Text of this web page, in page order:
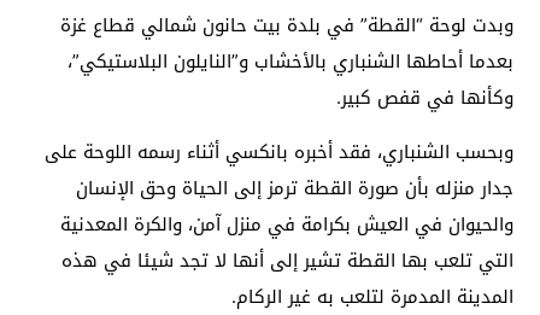
وبدت لوحة “القطة” في بلدة بيت حانون شمالي قطاع غزة
بعدما أحاطها الشنباري بالأخشاب و”النايلون البلاستيكي”،
وكأنها في قفص كبير.
وبحسب الشنباري، فقد أخبره بانكسي أثناء رسمه اللوحة على
جدار منزله بأن صورة القطة ترمز إلى الحياة وحق الإنسان
والحيوان في العيش بكرامة في منزل آمن، والكرة المعدنية
التي تلعب بها القطة تشير إلى أنها لا تجد شيئا في هذه
المدينة المدمرة لتلعب به غير الركام.